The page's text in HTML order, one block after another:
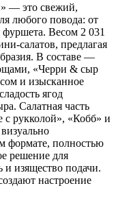
— это свежий,
любого повода: от
фуршета. Весом 2 031
салатов, предлагая
В составе —
«Черри & сыр
и изысканное
ягод
Салатная часть
с рукколой», «Кобб» и
формате, полностью
решение для
и изящество подачи.
настроение